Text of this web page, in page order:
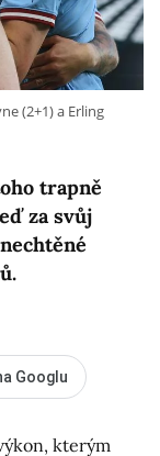
trapně
za svůj
(2+1) a Erling
Googlu
kterým